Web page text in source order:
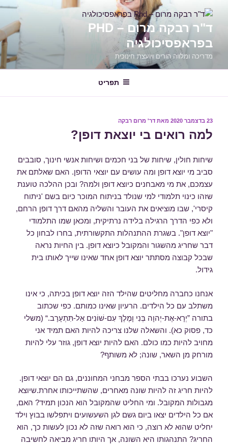
לתוכן
ד"ר רבקה מרום – PHD
בפראפסיכולגיה
מדריכה ומלווה הורים ויועצת חינוכית
תפריט
פורסם
23 בדצמבר 2020 מאת דר' מרום רבקה
למה רואים בי יוצאת דופן?
שיחות חולין, שיחות של בני חכמים ושיחות אנשי חינוך, סובבים
סביב מי יוצא דופן ומה עושים עם יוצאי הדופן. האם שאלתם את
עצמכם, את מי מאבחנים כיוצא דופן ולמה? ובכן ההלכה טוענת
שזהו כינוי תלמודי למי שנולד בניתוח המוכר כיום בשם 'ניתוח
קיסרי', שבו מוציאים את העובר והשליה מהאם דרך דופן הרחם,
ולא כפי הדרך הרגילה בלידה נרתיקית, ומכאן שמו התלמודי
"יוצא דופן". בשגרת ההתנהלות התקשורתית, בחרו לבחון כל
דבר שחריג מהשגור והמקובל כיוצא דופן. בין החיות נראה
שבכל קבוצה מסתתר יוצא דופן אחד שאינו שייך לאותו בית
גידול.
אנחנו כחברה מחליטים שהילד הזה יוצא דופן בכיתה, כי אינו
משתלב עם כל הילדים. הרעיון שאינו כמותם. כפי שכתוב
בתורה ”יְרָא-אֶת-יְהוָה בְּנִי וָמֶלֶךְ עִם-שׁוֹנִים אַל-תִּתְעָרָב.“ (משלי
כד, פסוק כא). והשאלה שלנו צריכה להיות האם תמיד אני
מחויב להיות כמו כולם. האם להיות יוצא דופן, גוזר עלי להיות
מורחק מן השאר, שונה; לא משותף?
השבוע נערכו בבתי הספר מבחני המחוננים, גם הם יוצאי דופן.
להיות חריג זה להיות שונה מאחרים, שהשתייכותו אחרת.שיוצא
מגבולות המקובל. ומי החליט שהמקובל הוא הנכון תמיד? האם,
אם כל הילדים יצאו ביום גשם לגן השעשועים ויתפלשו בבוץ וילד
יחליט שהוא לא רוצה, כי הוא רואה שזה לא נכון לעשות כך, הוא
החריג? התנהגותו היא השונה, אך היותו חריג מביאה לחשיבה